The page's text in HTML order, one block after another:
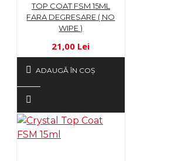
TOP COAT FSM 15ML
FARA DEGRESARE ( NO
WIPE )
21,00 Lei
ADAUGĂ ÎN COŞ